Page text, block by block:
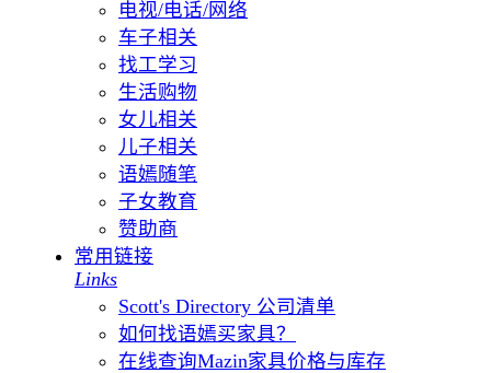
电视/电话/网络
车子相关
找工学习
生活购物
女儿相关
儿子相关
语嫣随笔
子女教育
赞助商
常用链接
Links
Scott's Directory 公司清单
如何找语嫣买家具？
在线查询Mazin家具价格与库存